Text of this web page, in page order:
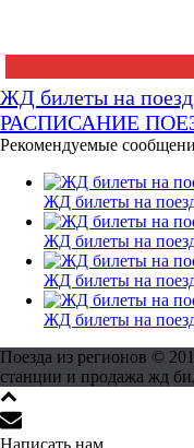
ЖД билеты на
РАСПИСАНИЕ
Рекомендуемые
ЖД билеты на
ЖД билеты на
ЖД билеты на
ЖД билеты на
Поезда из регионов ©
станции и продажа жд